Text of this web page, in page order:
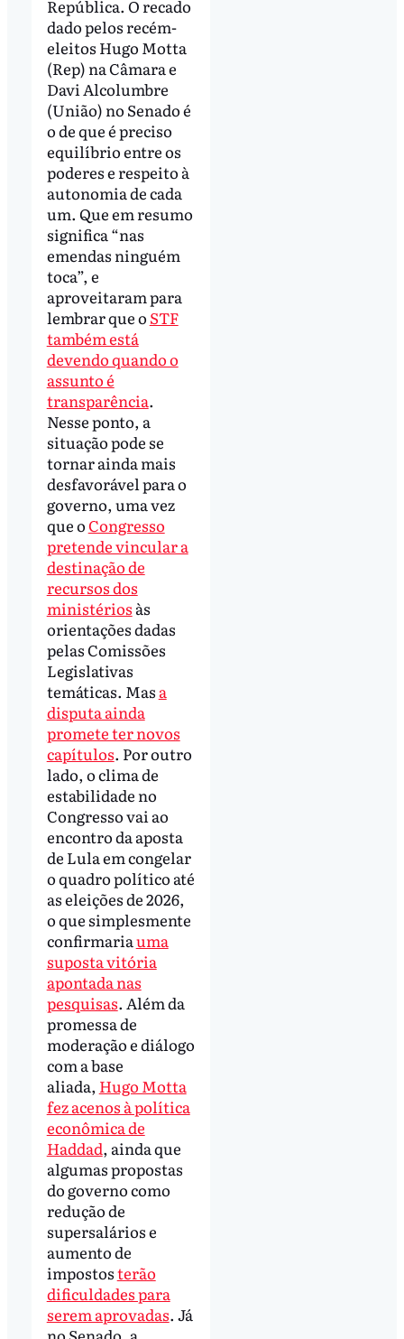
República. O recado
dado pelos recém-
eleitos Hugo Motta
(Rep) na Câmara e
Davi Alcolumbre
(União) no Senado é
o de que é preciso
equilíbrio entre os
poderes e respeito à
autonomia de cada
um. Que em resumo
significa “nas
emendas ninguém
toca”, e
aproveitaram para
lembrar que o STF
também está
devendo quando o
assunto é
transparência.
Nesse ponto, a
situação pode se
tornar ainda mais
desfavorável para o
governo, uma vez
que oCongresso
pretende vincular a
destinação de
recursos dos
ministérios às
orientações dadas
pelas Comissões
Legislativas
temáticas. Mas a
disputa ainda
promete ter novos
capítulos. Por outro
lado, o clima de
estabilidade no
Congresso vai ao
encontro da aposta
de Lula em congelar
o quadro político até
as eleições de 2026,
o que simplesmente
confirmariauma
suposta vitória
apontada nas
pesquisas. Além da
promessa de
moderação e diálogo
com a base
aliada, Hugo Motta
fez acenos à política
econômica de
Haddad, ainda que
algumas propostas
do governo como
redução de
supersalários e
aumento de
impostosterão
dificuldades para
serem aprovadas. Já